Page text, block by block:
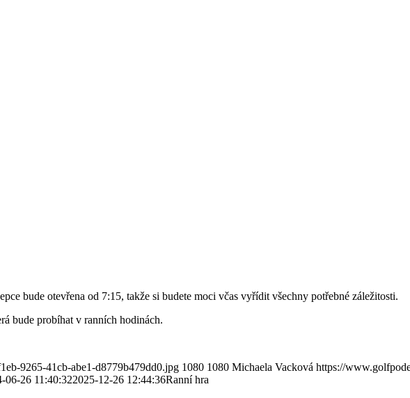
bude otevřena od 7:15, takže si budete moci včas vyřídit všechny potřebné záležitosti.
bude probíhat v ranních hodinách.
9265-41cb-abe1-d8779b479dd0.jpg 1080 1080 Michaela Vacková https://
06-26 11:40:322025-12-26 12:44:36Ranní hra